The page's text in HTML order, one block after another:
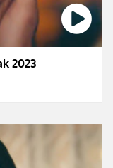
2023